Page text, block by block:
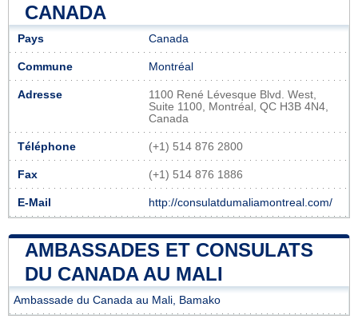
CANADA
Pays Canada
Commune Montréal
Adresse
1100 René Lévesque Blvd. West,
Suite 1100, Montréal, QC H3B 4N4,
Canada
Téléphone (+1) 514 876 2800
Fax (+1) 514 876 1886
E-Mail http://consulatdumaliamontreal.com/
AMBASSADES ET CONSULATS
DU CANADA AU MALI
Ambassade du Canada au Mali, Bamako